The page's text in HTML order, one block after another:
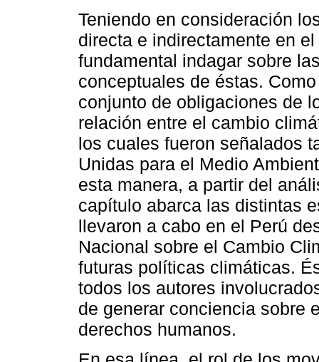
Teniendo en consideración
directa e indirectamente en
fundamental indagar sobre
conceptuales de éstas.
conjunto de obligaciones de
relación entre el cambio
los cuales fueron señalados
Unidas para el Medio
esta manera, a partir del
capítulo abarca las distintas
llevaron a cabo en el Perú
Nacional sobre el Cambio
futuras políticas climáticas.
todos los autores
de generar conciencia sobre
derechos humanos.